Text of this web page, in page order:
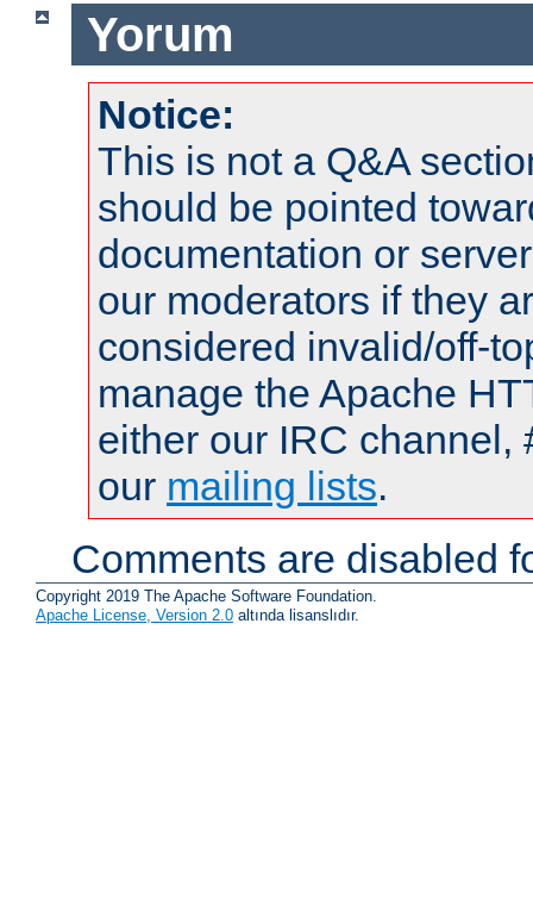
Yorum
Notice:
This is not a Q&A
should be pointed
documentation or
our moderators if they
considered invalid/off-
manage the Apache
either our IRC channel,
our mailing lists.
Comments are disabled
Copyright 2019 The Apache Software Foundation.
Apache License, Version 2.0 altında lisanslıdır.